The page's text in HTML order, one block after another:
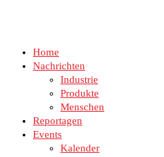
Home
Nachrichten
Industrie
Produkte
Menschen
Reportagen
Events
Kalender